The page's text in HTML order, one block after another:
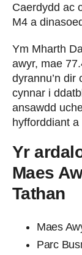
Caerdydd ac
M4 a
Ym Mharth
awyr, mae
dyrannu’n dir
cynnar i
ansawdd
hyfforddiant a
Yr
Maes
Tathan
Maes
Parc